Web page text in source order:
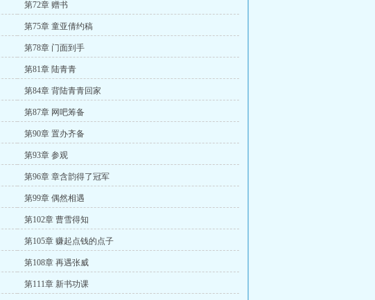
第72章 赠书
第75章 童亚倩约稿
第78章 门面到手
第81章 陆青青
第84章 背陆青青回家
第87章 网吧筹备
第90章 置办齐备
第93章 参观
第96章 章含韵得了冠军
第99章 偶然相遇
第102章 曹雪得知
第105章 赚起点钱的点子
第108章 再遇张威
第111章 新书功课